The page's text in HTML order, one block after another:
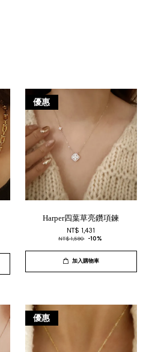
優惠
Harper四葉草亮鑽項鍊
NT$ 1,431
NT$ 1,590 -10%
加入購物車
優惠